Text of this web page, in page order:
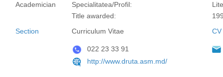
Academician
Specialitatea/Profil:
Title awarded:
Section
Curriculum Vitae CV
022 23 33 91
http://www.druta.asm.md/